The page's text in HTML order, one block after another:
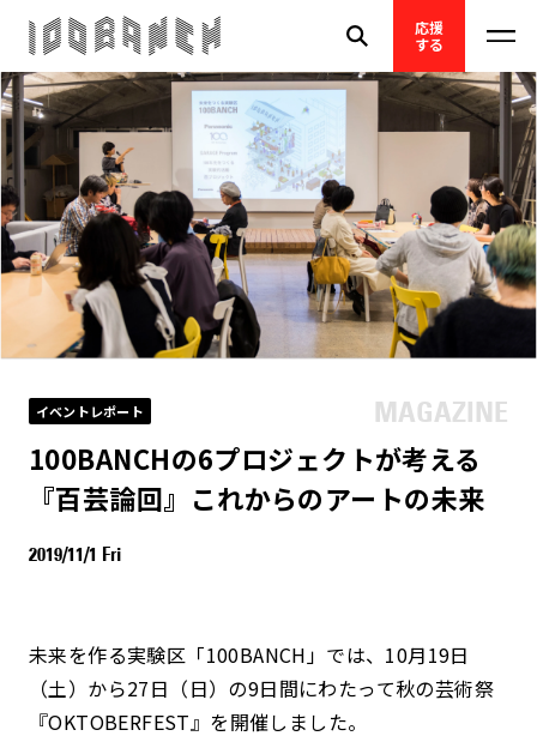
応援
する
イベントレポート
100BANCHの6プロジェクトが考える
『百芸論回』これからのアートの未来
2019/11/1 Fri
未来を作る実験区「100BANCH」では、10月19日
（土）から27日（日）の9日間にわたって秋の芸術祭
『OKTOBERFEST』を開催しました。